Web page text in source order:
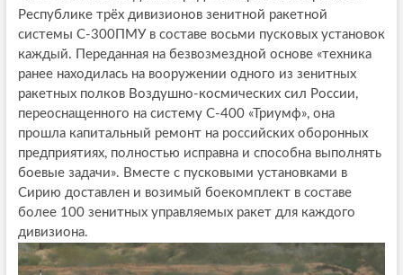
Республике трёх дивизионов зенитной ракетной
системы С-300ПМУ в составе восьми пусковых установок
каждый. Переданная на безвозмездной основе «техника
ранее находилась на вооружении одного из зенитных
ракетных полков Воздушно-космических сил России,
переоснащенного на систему С-400 «Триумф», она
прошла капитальный ремонт на российских оборонных
предприятиях, полностью исправна и способна выполнять
боевые задачи». Вместе с пусковыми установками в
Сирию доставлен и возимый боекомплект в составе
более 100 зенитных управляемых ракет для каждого
дивизиона.